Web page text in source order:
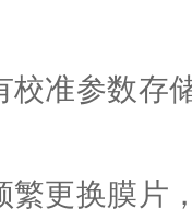
校准参数存
繁更换膜片